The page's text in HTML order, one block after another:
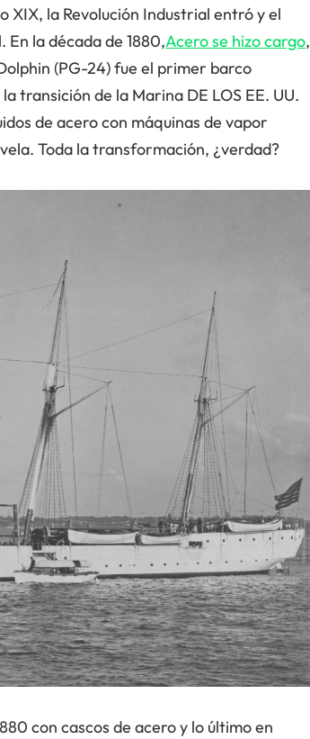
XIX, la Revolución Industrial entró y el
la década de 1880,Acero se hizo cargo,
(PG-24) fue el primer barco
transición de la Marina DE LOS EE. UU.
de acero con máquinas de vapor
Toda la transformación, ¿verdad?
con cascos de acero y lo último en